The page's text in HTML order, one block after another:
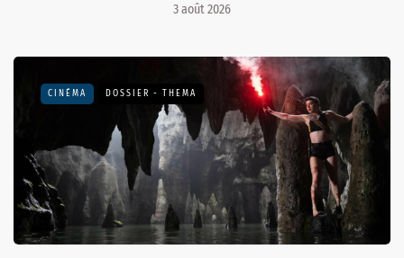
3 août 2026
CINÉMA DOSSIER - THEMA